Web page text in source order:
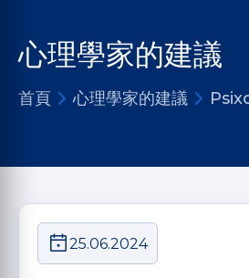
心理學家的建議
首頁 心理學家的建議
25.06.2024